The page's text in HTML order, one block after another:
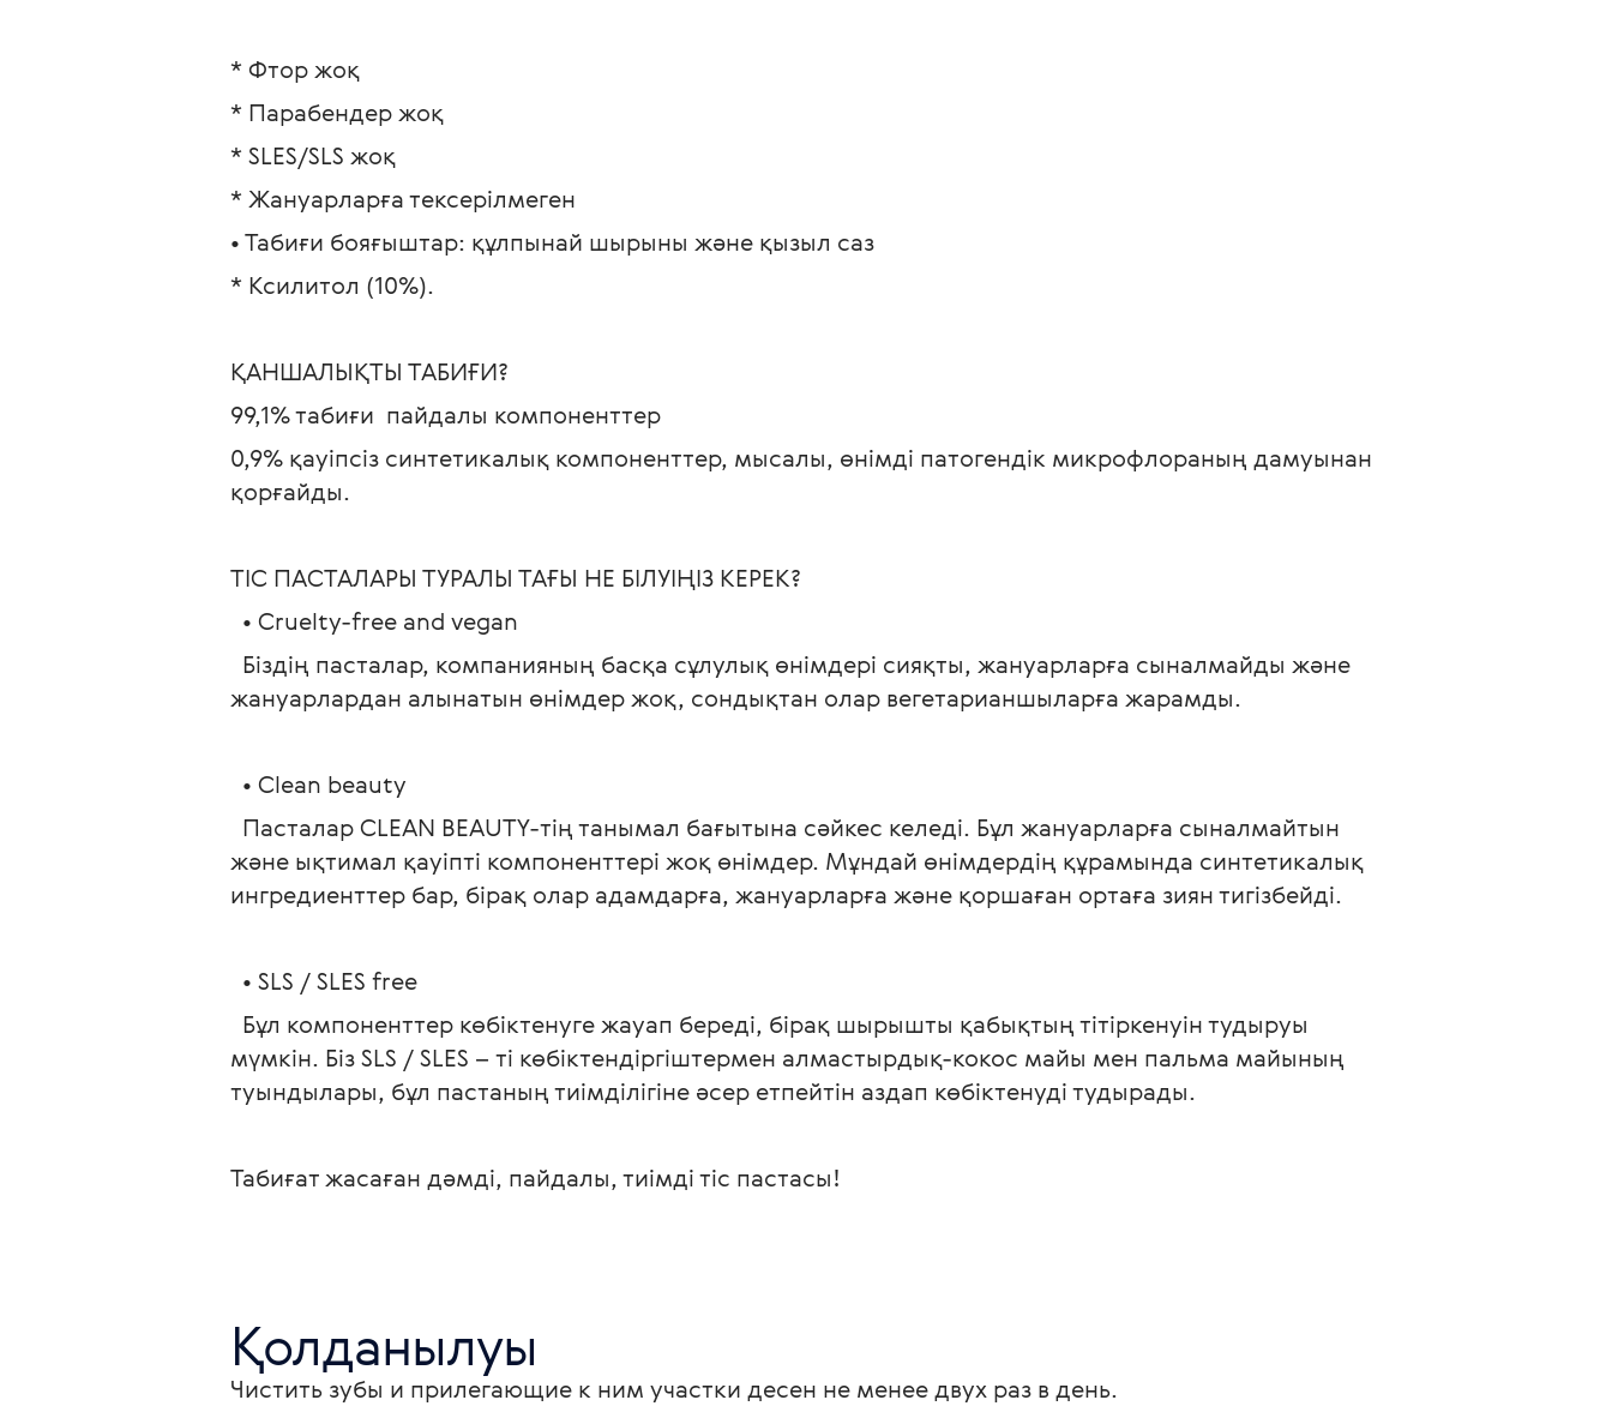
* Фтор жоқ
* Парабендер жоқ
* SLES/SLS жоқ
* Жануарларға тексерілмеген
• Табиғи бояғыштар: құлпынай шырыны және қызыл саз
* Ксилитол (10%).
ҚАНШАЛЫҚТЫ ТАБИҒИ?
99,1% табиғи  пайдалы компоненттер
0,9% қауіпсіз синтетикалық компоненттер, мысалы, өнімді патогендік микрофлораның дамуынан
қорғайды.
ТІС ПАСТАЛАРЫ ТУРАЛЫ ТАҒЫ НЕ БІЛУІҢІЗ КЕРЕК?
• Cruelty-free and vegan
Біздің пасталар, компанияның басқа сұлулық өнімдері сияқты, жануарларға сыналмайды және
жануарлардан алынатын өнімдер жоқ, сондықтан олар вегетарианшыларға жарамды.
• Clean beauty
Пасталар CLEAN BEAUTY-тің танымал бағытына сәйкес келеді. Бұл жануарларға сыналмайтын
және ықтимал қауіпті компоненттері жоқ өнімдер. Мұндай өнімдердің құрамында синтетикалық
ингредиенттер бар, бірақ олар адамдарға, жануарларға және қоршаған ортаға зиян тигізбейді.
• SLS / SLES free
Бұл компоненттер көбіктенуге жауап береді, бірақ шырышты қабықтың тітіркенуін тудыруы
мүмкін. Біз SLS / SLES – ті көбіктендіргіштермен алмастырдық-кокос майы мен пальма майының
туындылары, бұл пастаның тиімділігіне әсер етпейтін аздап көбіктенуді тудырады.
Табиғат жасаған дәмді, пайдалы, тиімді тіс пастасы!
Қолданылуы
Чистить зубы и прилегающие к ним участки десен не менее двух раз в день.